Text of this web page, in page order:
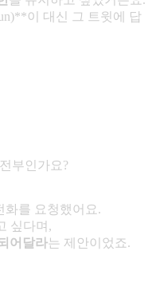
이 대신 그 트윗에 답
부인가요?
화를 요청했어요.
싶다며,
어달라는 제안이었죠.